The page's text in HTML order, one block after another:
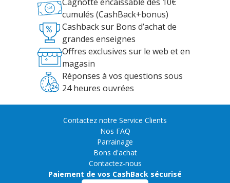
cumulés (CashBack+bonus)
Cashback sur Bons d’achat de
grandes enseignes
Offres exclusives sur le web et en
magasin
Réponses à vos questions sous
24 heures ouvrées
Contactez notre Service Clients
Nos FAQ
Parrainage
Bons d'achat
Contactez-nous
Paiement de vos CashBack sécurisé